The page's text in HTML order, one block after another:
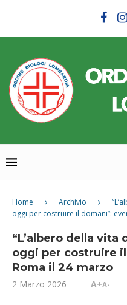
Home Archivio
oggi per costruire il domani”:
“L’albero della
oggi per costruire
Roma il 24 marzo
2 Marzo 2026 A+A-